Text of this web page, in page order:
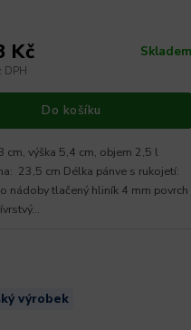
Skladem
DPH
Kč
Do košíku
cm, výška 5,4 cm, objem 2,5 l
23,5 cm Délka pánve s rukojetí:
nádoby tlačený hliník 4 mm povrch
výrobek